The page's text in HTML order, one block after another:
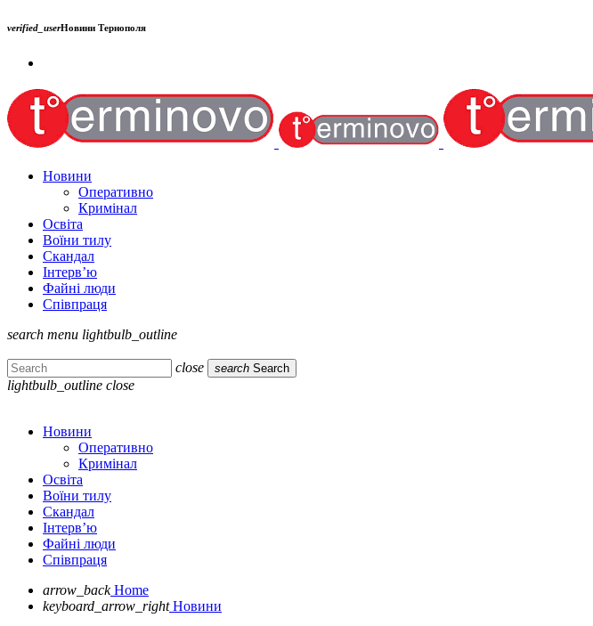
verified_userНовини Тернополя
Новини
Оперативно
Кримінал
Освіта
Воїни тилу
Скандал
Інтерв’ю
Файні люди
Співпраця
search menu lightbulb_outline
close search Search
lightbulb_outline close
Новини
Оперативно
Кримінал
Освіта
Воїни тилу
Скандал
Інтерв’ю
Файні люди
Співпраця
arrow_back Home
keyboard_arrow_right Новини